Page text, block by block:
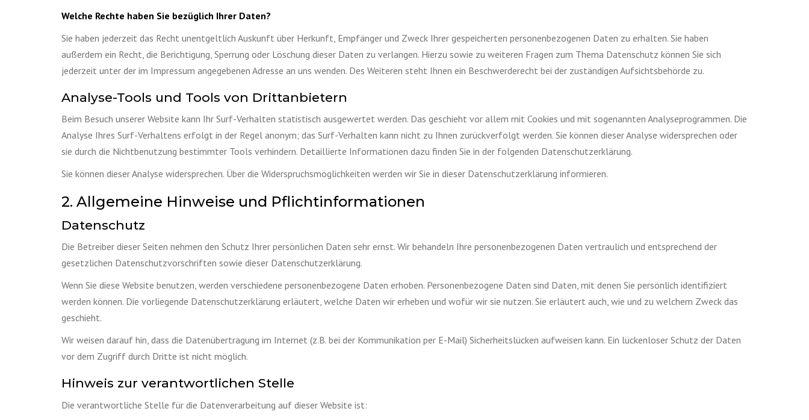
Welche Rechte haben Sie bezüglich Ihrer Daten?
Sie haben jederzeit das Recht unentgeltlich Auskunft über Herkunft, Empfänger und Zweck Ihrer gespeicherten personenbezogenen Daten zu erhalten. Sie haben
außerdem ein Recht, die Berichtigung, Sperrung oder Löschung dieser Daten zu verlangen. Hierzu sowie zu weiteren Fragen zum Thema Datenschutz können Sie sich
jederzeit unter der im Impressum angegebenen Adresse an uns wenden. Des Weiteren steht Ihnen ein Beschwerderecht bei der zuständigen Aufsichtsbehörde zu.
Analyse-Tools und Tools von Drittanbietern
Beim Besuch unserer Website kann Ihr Surf-Verhalten statistisch ausgewertet werden. Das geschieht vor allem mit Cookies und mit sogenannten Analyseprogrammen. Die
Analyse Ihres Surf-Verhaltens erfolgt in der Regel anonym; das Surf-Verhalten kann nicht zu Ihnen zurückverfolgt werden. Sie können dieser Analyse widersprechen oder
sie durch die Nichtbenutzung bestimmter Tools verhindern. Detaillierte Informationen dazu finden Sie in der folgenden Datenschutzerklärung.
Sie können dieser Analyse widersprechen. Über die Widerspruchsmöglichkeiten werden wir Sie in dieser Datenschutzerklärung informieren.
2. Allgemeine Hinweise und Pflichtinformationen
Datenschutz
Die Betreiber dieser Seiten nehmen den Schutz Ihrer persönlichen Daten sehr ernst. Wir behandeln Ihre personenbezogenen Daten vertraulich und entsprechend der
gesetzlichen Datenschutzvorschriften sowie dieser Datenschutzerklärung.
Wenn Sie diese Website benutzen, werden verschiedene personenbezogene Daten erhoben. Personenbezogene Daten sind Daten, mit denen Sie persönlich identifiziert
werden können. Die vorliegende Datenschutzerklärung erläutert, welche Daten wir erheben und wofür wir sie nutzen. Sie erläutert auch, wie und zu welchem Zweck das
geschieht.
Wir weisen darauf hin, dass die Datenübertragung im Internet (z.B. bei der Kommunikation per E-Mail) Sicherheitslücken aufweisen kann. Ein lückenloser Schutz der Daten
vor dem Zugriff durch Dritte ist nicht möglich.
Hinweis zur verantwortlichen Stelle
Die verantwortliche Stelle für die Datenverarbeitung auf dieser Website ist: